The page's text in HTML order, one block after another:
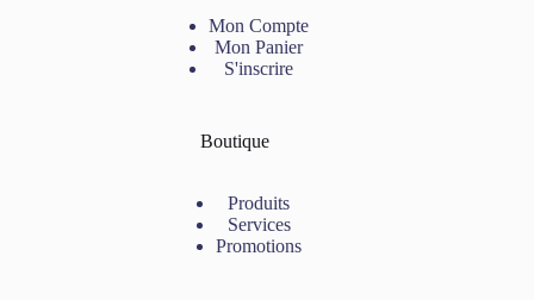
Mon Compte
Mon Panier
S'inscrire
Boutique
Produits
Services
Promotions